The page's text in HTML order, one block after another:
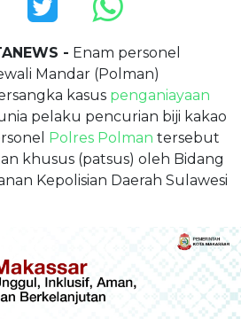
- Enam personel
Mandar (Polman)
kasus penganiayaan
pelaku pencurian biji kakao
Polres Polman tersebut
khusus (patsus) oleh Bidang
Kepolisian Daerah Sulawesi